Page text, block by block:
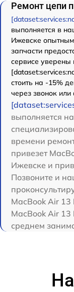
Ремонт цепи
выполняется в
Ижевске
запчасти
сервисе уверены
стоить на -15%
через звонок
выполняется
времени
привезет
Ижевске и
Позвоните и
MacBook Air
MacBook Air 13
среднем